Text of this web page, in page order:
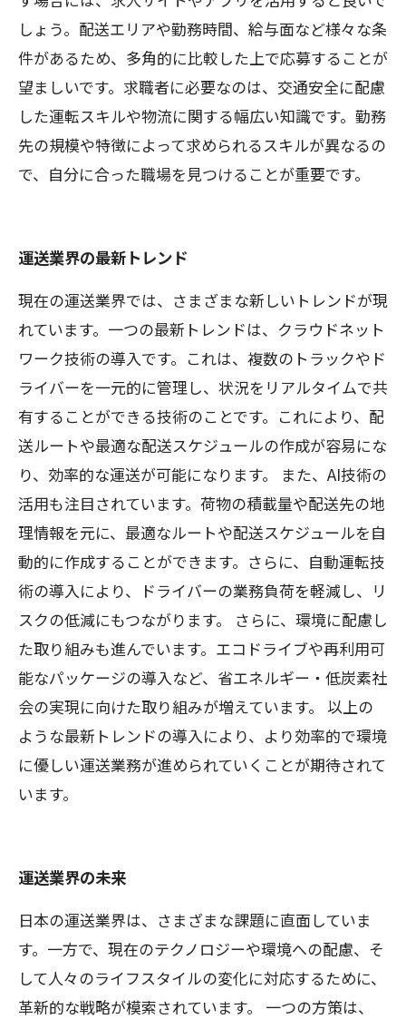
しょう。配送エリアや勤務時間、給与面など様々な条
件があるため、多角的に比較した上で応募することが
望ましいです。求職者に必要なのは、交通安全に配慮
した運転スキルや物流に関する幅広い知識です。勤務
先の規模や特徴によって求められるスキルが異なるの
で、自分に合った職場を見つけることが重要です。
運送業界の最新トレンド
現在の運送業界では、さまざまな新しいトレンドが現
れています。一つの最新トレンドは、クラウドネット
ワーク技術の導入です。これは、複数のトラックやド
ライバーを一元的に管理し、状況をリアルタイムで共
有することができる技術のことです。これにより、配
送ルートや最適な配送スケジュールの作成が容易にな
り、効率的な運送が可能になります。 また、AI技術の
活用も注目されています。荷物の積載量や配送先の地
理情報を元に、最適なルートや配送スケジュールを自
動的に作成することができます。さらに、自動運転技
術の導入により、ドライバーの業務負荷を軽減し、リ
スクの低減にもつながります。 さらに、環境に配慮し
た取り組みも進んでいます。エコドライブや再利用可
能なパッケージの導入など、省エネルギー・低炭素社
会の実現に向けた取り組みが増えています。 以上の
ような最新トレンドの導入により、より効率的で環境
に優しい運送業務が進められていくことが期待されて
います。
運送業界の未来
日本の運送業界は、さまざまな課題に直面していま
す。一方で、現在のテクノロジーや環境への配慮、そ
して人々のライフスタイルの変化に対応するために、
革新的な戦略が模索されています。 一つの方策は、